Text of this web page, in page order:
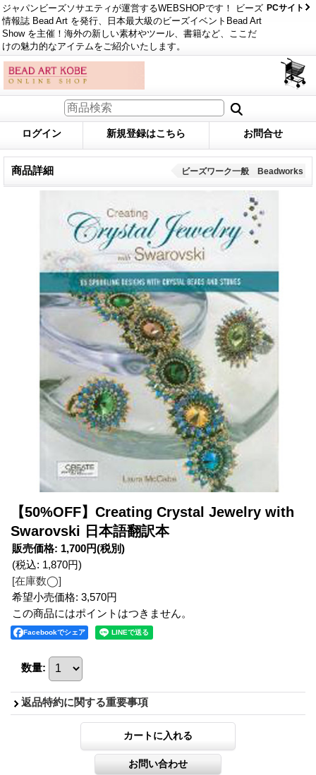
ジャパンビーズソサエティが運営するWEBSHOPです！ ビーズ
情報誌 Bead Art を発行、日本最大級のビーズイベントBead Art
Show を主催！海外の新しい素材やツール、書籍など、ここだ
けの魅力的なアイテムをご紹介いたします。
PCサイト
ログイン 新規登録はこちら お問合せ
商品詳細 ビーズワーク一般 Beadworks
【50%OFF】Creating Crystal Jewelry with
Swarovski 日本語翻訳本
販売価格: 1,700円(税別)
(税込: 1,870円)
[在庫数◯]
希望小売価格: 3,570円
この商品にはポイントはつきません。
Facebookでシェア
数量:
返品特約に関する重要事項